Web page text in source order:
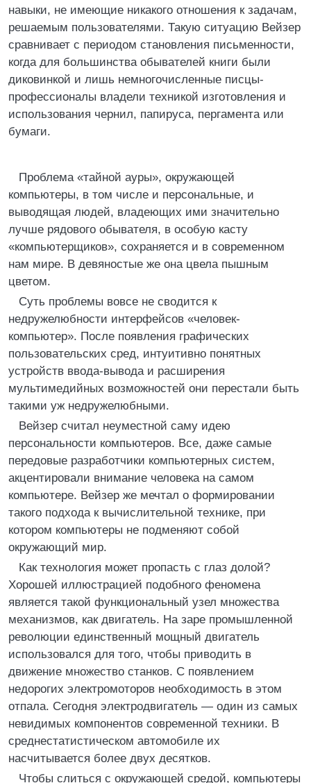
навыки, не имеющие никакого отношения к задачам,
решаемым пользователями. Такую ситуацию Вейзер
сравнивает с периодом становления письменности,
когда для большинства обывателей книги были
диковинкой и лишь немногочисленные писцы-
профессионалы владели техникой изготовления и
использования чернил, папируса, пергамента или
бумаги.
Проблема «тайной ауры», окружающей
компьютеры, в том числе и персональные, и
выводящая людей, владеющих ими значительно
лучше рядового обывателя, в особую касту
«компьютерщиков», сохраняется и в современном
нам мире. В девяностые же она цвела пышным
цветом.
Суть проблемы вовсе не сводится к
недружелюбности интерфейсов «человек-
компьютер». После появления графических
пользовательских сред, интуитивно понятных
устройств ввода-вывода и расширения
мультимедийных возможностей они перестали быть
такими уж недружелюбными.
Вейзер считал неуместной саму идею
персональности компьютеров. Все, даже самые
передовые разработчики компьютерных систем,
акцентировали внимание человека на самом
компьютере. Вейзер же мечтал о формировании
такого подхода к вычислительной технике, при
котором компьютеры не подменяют собой
окружающий мир.
Как технология может пропасть с глаз долой?
Хорошей иллюстрацией подобного феномена
является такой функциональный узел множества
механизмов, как двигатель. На заре промышленной
революции единственный мощный двигатель
использовался для того, чтобы приводить в
движение множество станков. С появлением
недорогих электромоторов необходимость в этом
отпала. Сегодня электродвигатель — один из самых
невидимых компонентов современной техники. В
среднестатистическом автомобиле их
насчитывается более двух десятков.
Чтобы слиться с окружающей средой, компьютеры